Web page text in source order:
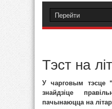
Тэст на
У чарговым тэсце
знайдзіце
пачынаюцца на